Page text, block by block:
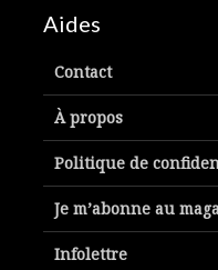
Aides
Contact
À propos
Politique de
Je m’abonne au
Infolettre